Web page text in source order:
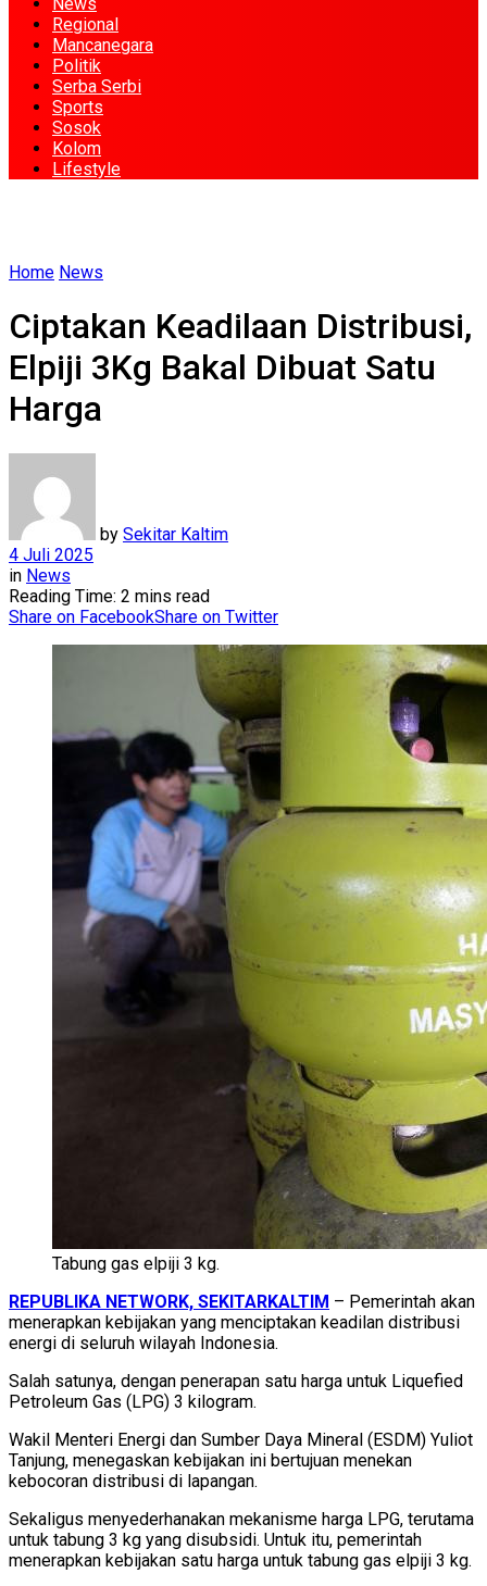
Regional
Mancanegara
Politik
Serba Serbi
Sports
Sosok
Kolom
Lifestyle
Home News
Ciptakan Keadilaan Distribusi,
Elpiji 3Kg Bakal Dibuat Satu
Harga
by Sekitar Kaltim
4 Juli 2025
in News
Reading Time: 2 mins read
Share on FacebookShare on Twitter
Tabung gas elpiji 3 kg.
REPUBLIKA NETWORK, SEKITARKALTIM – Pemerintah akan
menerapkan kebijakan yang menciptakan keadilan distribusi
energi di seluruh wilayah Indonesia.
Salah satunya, dengan penerapan satu harga untuk Liquefied
Petroleum Gas (LPG) 3 kilogram.
Wakil Menteri Energi dan Sumber Daya Mineral (ESDM) Yuliot
Tanjung, menegaskan kebijakan ini bertujuan menekan
kebocoran distribusi di lapangan.
Sekaligus menyederhanakan mekanisme harga LPG, terutama
untuk tabung 3 kg yang disubsidi. Untuk itu, pemerintah
menerapkan kebijakan satu harga untuk tabung gas elpiji 3 kg.